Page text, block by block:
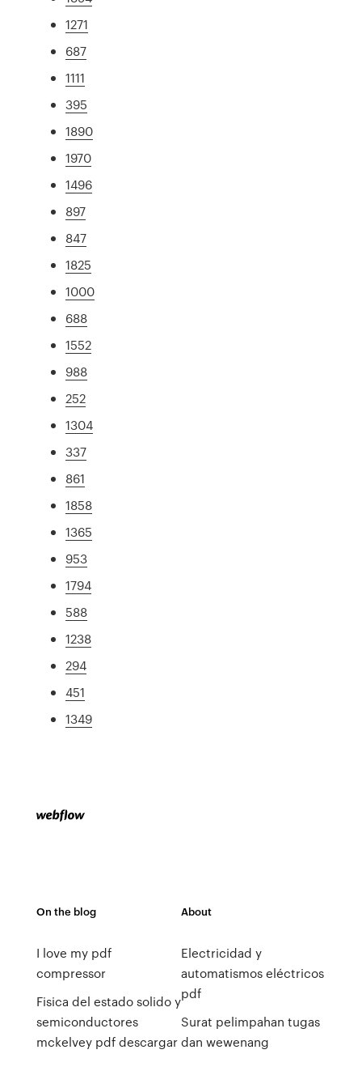
1271
687
1111
395
1890
1970
1496
897
847
1825
1000
688
1552
988
252
1304
337
861
1858
1365
953
1794
588
1238
294
451
1349
On the blog
I love my pdf
compressor
Fisica del estado solido y
semiconductores
mckelvey pdf descargar
About
Electricidad y
automatismos eléctricos
pdf
Surat pelimpahan tugas
dan wewenang